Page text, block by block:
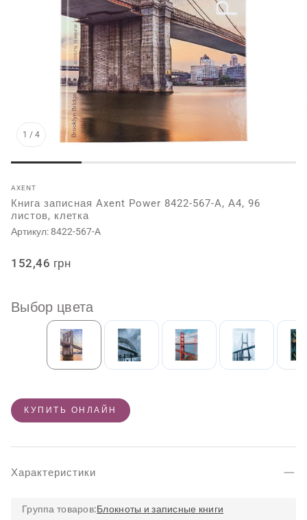
1 / 4
AXENT
Книга записная Axent Power 8422-567-A, А4, 96
листов, клетка
Артикул:8422-567-A
Обычная
152,46 грн
Выбор цвета
КУПИТЬ ОНЛАЙН
Характеристики
Группа товаров:Блокноты и записные книги